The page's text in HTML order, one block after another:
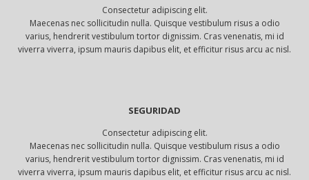
Consectetur adipiscing elit.
Maecenas nec sollicitudin nulla. Quisque vestibulum risus a odio
varius, hendrerit vestibulum tortor dignissim. Cras venenatis, mi id
viverra viverra, ipsum mauris dapibus elit, et efficitur risus arcu ac nisl.
SEGURIDAD
Consectetur adipiscing elit.
Maecenas nec sollicitudin nulla. Quisque vestibulum risus a odio
varius, hendrerit vestibulum tortor dignissim. Cras venenatis, mi id
viverra viverra, ipsum mauris dapibus elit, et efficitur risus arcu ac nisl.